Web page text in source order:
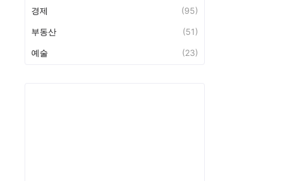
경제 (95)
부동산 (51)
예술 (23)